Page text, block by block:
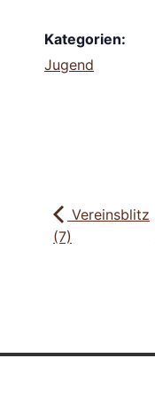
Kategorien:
Jugend
Vereinsblitz
(7)